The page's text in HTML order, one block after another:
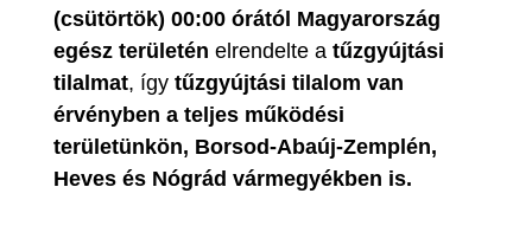
(csütörtök) 00:00 órától Magyarország
egész területén elrendelte a tűzgyújtási
tilalmat, így tűzgyújtási tilalom van
érvényben a teljes működési
területünkön, Borsod-Abaúj-Zemplén,
Heves és Nógrád vármegyékben is.